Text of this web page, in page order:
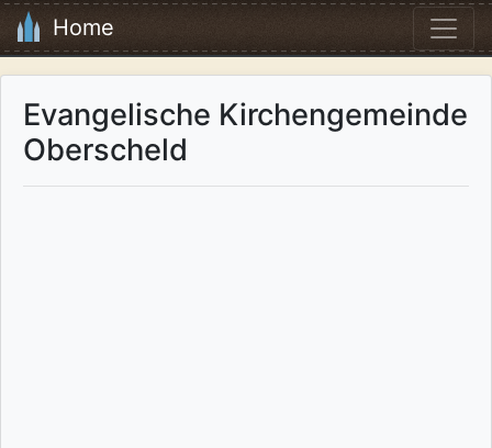
Home
Evangelische Kirchengemeinde
Oberscheld